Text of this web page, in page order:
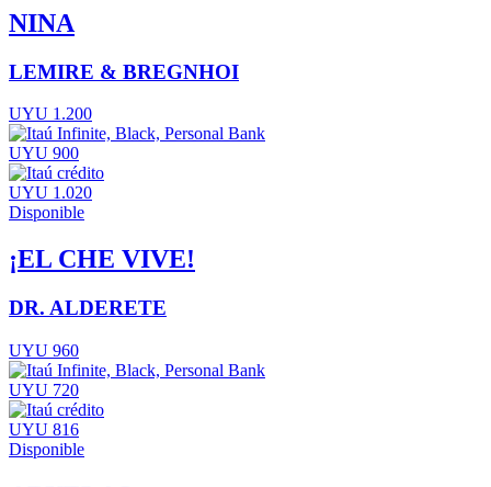
NINA
LEMIRE & BREGNHOI
UYU 1.200
UYU 900
UYU 1.020
Disponible
¡EL CHE VIVE!
DR. ALDERETE
UYU 960
UYU 720
UYU 816
Disponible